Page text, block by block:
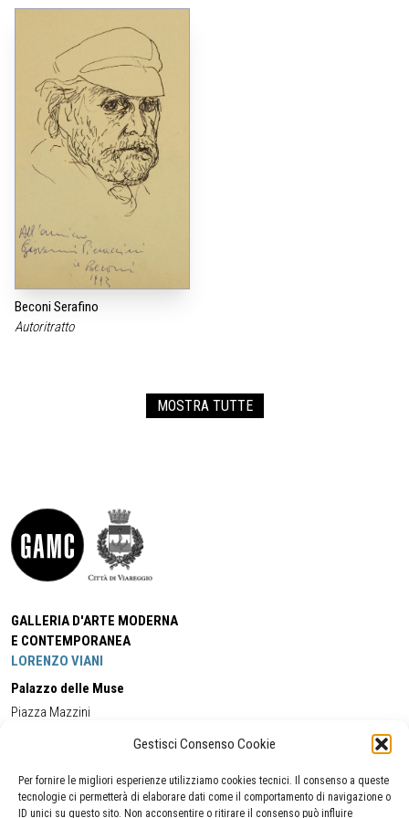
Gestisci Consenso Cookie
Per fornire le migliori esperienze utilizziamo cookies tecnici. Il consenso a queste
tecnologie ci permetterà di elaborare dati come il comportamento di navigazione o
ID unici su questo sito. Non acconsentire o ritirare il consenso può influire
Beconi Serafino
Autoritratto
MOSTRA TUTTE
GALLERIA D'ARTE MODERNA
E CONTEMPORANEA
LORENZO VIANI
Palazzo delle Muse
Piazza Mazzini
Cell:+39 338 5714978 (orario apertura Galleria)
Tel:
+39 0584 944580
(orario 09.00/13.00)
Email:gamc@comune.viareggio.lu.it